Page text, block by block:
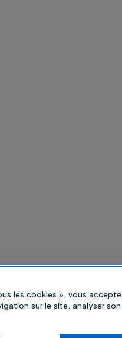
les cookies », vous
sur le site, analyser